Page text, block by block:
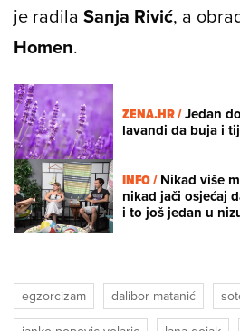
je radila Sanja Rivić, a
Homen.
ZENA.HR /Jedan
lavandi da buja i
INFO /Nikad više
nikad jači osjećaj
i to još jedan u
egzorcizam dalibor matanić